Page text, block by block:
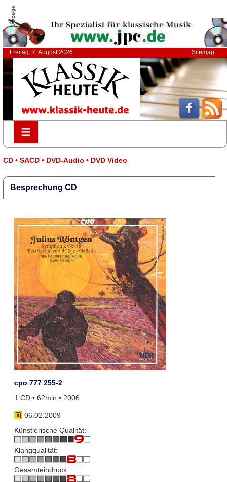
Anzeige
Freitag, 7. August 2026 Sitemap
≡
≡
CD • SACD • DVD-Audio • DVD Video
Besprechung CD
cpo 777 255-2
1 CD • 62min • 2006
06.02.2009
Künstlerische Qualität:
Klangqualität:
Gesamteindruck: